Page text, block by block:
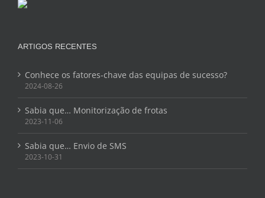
ARTIGOS RECENTES
Conhece os fatores-chave das equipas de sucesso?
2024-08-26
Sabia que… Monitorização de frotas
2023-11-06
Sabia que… Envio de SMS
2023-10-31